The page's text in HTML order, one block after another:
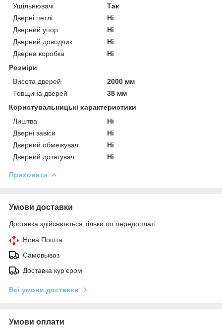
Ущільнювачі
Так
Дверні петлі
Ні
Дверний упор
Ні
Дверний доводчик
Ні
Дверна коробка
Ні
Розміри
Висота дверей
2000 мм
Товщина дверей
38 мм
Користувальницькі характеристики
Лиштва
Ні
Дверні завіси
Ні
Дверний обмежувач
Ні
Дверний дотягувач
Ні
Приховати
Умови доставки
Доставка здійснюється тільки по передоплаті.
Нова Пошта
Самовывоз
Доставка кур'єром
Всі умови доставки
Умови оплати